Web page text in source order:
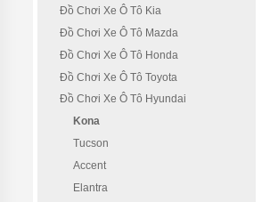
Đồ Chơi Xe Ô Tô Kia
Đồ Chơi Xe Ô Tô Mazda
Đồ Chơi Xe Ô Tô Honda
Đồ Chơi Xe Ô Tô Toyota
Đồ Chơi Xe Ô Tô Hyundai
Kona
Tucson
Accent
Elantra